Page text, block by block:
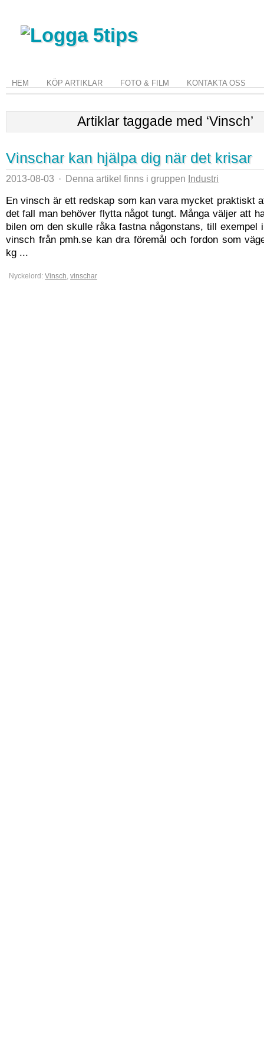
HEM KÖP ARTIKLAR FOTO & FILM KONTAKTA OSS
Artiklar taggade med ‘Vinsch’
Vinschar kan hjälpa dig när det krisar
2013-08-03 · Denna artikel finns i gruppen Industri
En vinsch är ett redskap som kan vara mycket praktiskt
det fall man behöver flytta något tungt. Många väljer att
bilen om den skulle råka fastna någonstans, till exempel
vinsch från pmh.se kan dra föremål och fordon som
kg ...
Nyckelord: Vinsch, vinschar